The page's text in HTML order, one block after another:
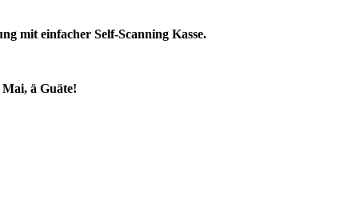
mit einfacher Self-Scanning Kasse.
ä Guäte!